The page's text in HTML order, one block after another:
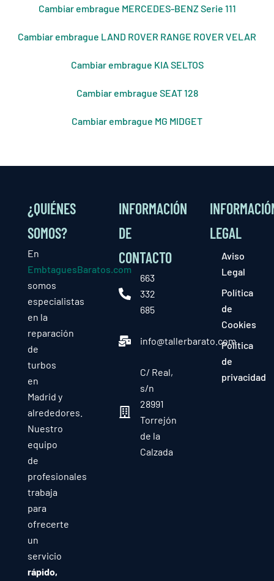
Cambiar embrague MERCEDES-BENZ Serie 111
Cambiar embrague LAND ROVER RANGE ROVER VELAR
Cambiar embrague KIA SELTOS
Cambiar embrague SEAT 128
Cambiar embrague MG MIDGET
¿QUIÉNES
SOMOS?
En
EmbtaguesBaratos.com
somos
especialistas
en la
reparación
de
turbos
en
Madrid y
alrededores.
Nuestro
equipo
de
profesionales
trabaja
para
ofrecerte
un
servicio
rápido,
INFORMACIÓN
DE
CONTACTO
663
332
685
info@tallerbarato.com
C/ Real,
s/n
28991
Torrejón
de la
Calzada
LEGAL
Aviso
Legal
Política
de
Cookies
Política
de
privacidad